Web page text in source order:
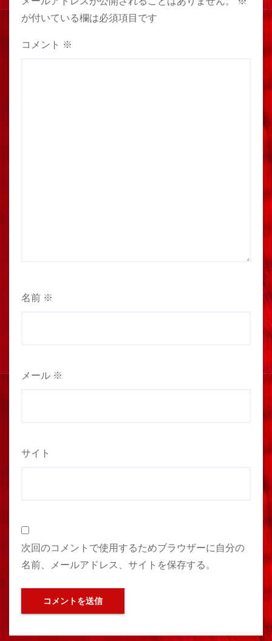
が付いている欄は必須項目です
コメント ※
名前 ※
メール ※
サイト
次回のコメントで使用するためブラウザーに自分の
名前、メールアドレス、サイトを保存する。